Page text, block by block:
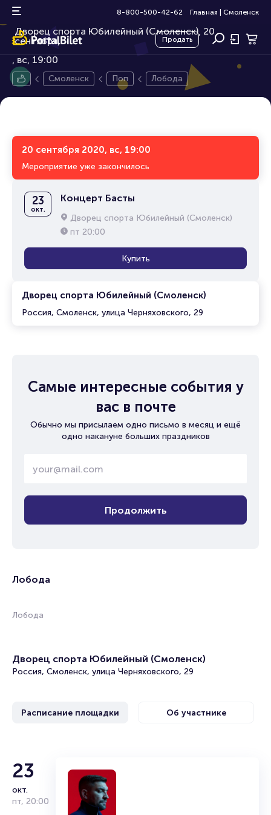
8-800-500-42-62 Главная Смоленск
Продать
Лобода
Дворец спорта Юбилейный (Смоленск), 20
сентября,
вс, 19:00
Смоленск Поп Лобода
20 сентября 2020, вс, 19:00
Мероприятие уже закончилось
Дворец спорта Юбилейный (Смоленск)
Россия, Смоленск, улица Черняховского, 29
23
окт.
Концерт Басты
Дворец спорта Юбилейный (Смоленск)
пт 20:00
Купить
Самые интересные события у
вас в почте
Обычно мы присылаем одно письмо в месяц и ещё
одно накануне больших праздников
Продолжить
Лобода
Лобода
Дворец спорта Юбилейный (Смоленск)
Россия, Смоленск, улица Черняховского, 29
Расписание площадки Об участнике
Лобода
Дата и место рождения: 18 октября 1982 г. (38 лет), Киев,
Украина.
23
окт.
пт, 20:00